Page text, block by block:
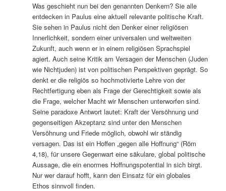
Was geschieht nun bei den genannten Denkern? Sie alle
entdecken in Paulus eine aktuell relevante politische Kraft.
Sie sehen in Paulus nicht den Denker einer religiösen
Innerlichkeit, sondern einer universalen und weltweiten
Zukunft, auch wenn er in einem religiösen Sprachspiel
agiert. Auch seine Kritik am Versagen der Menschen (Juden
wie Nichtjuden) ist von politischen Perspektiven geprägt. So
denkt er die religiös so hochmotivierte Lehre von der
Rechtfertigung eben als Frage der Gerechtigkeit sowie als
die Frage, welcher Macht wir Menschen unterworfen sind.
Seine paradoxe Antwort lautet: Kraft der Versöhnung und
gegenseitigen Akzeptanz sind unter den Menschen
Versöhnung und Friede möglich, obwohl wir ständig
versagen. Das ist ein Hoffen „gegen alle Hoffnung“ (Röm
4,18), für unsere Gegenwart eine säkulare, global politische
Aussage, die ein enormes Hoffnungspotential in sich birgt.
Nur wer darauf hofft, kann den Einsatz für ein globales
Ethos sinnvoll finden.